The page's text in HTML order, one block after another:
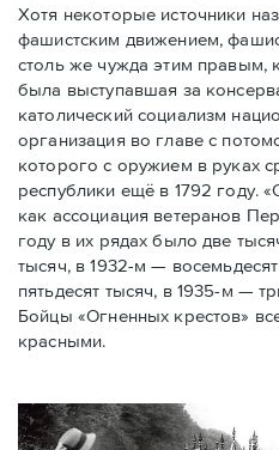
Хотя некоторые источники
фашистским движением,
столь же чужда этим правым,
была выступавшая за
католический социализм
организация во главе с
которого с оружием в руках
республики ещё в 1792 году.
как ассоциация ветеранов
году в их рядах было две
тысяч, в 1932-м —
пятьдесят тысяч, в 1935-м —
Бойцы «Огненных крестов»
красными.